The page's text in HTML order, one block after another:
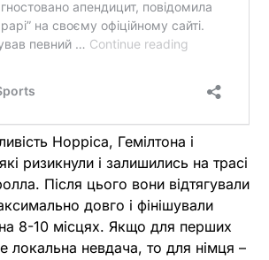
Норріса, Гемілтона і
ризикнули і залишились на трасі
Після цього вони відтягували
довго і фінішували
8-10 місцях. Якщо для перших
локальна невдача, то для німця –